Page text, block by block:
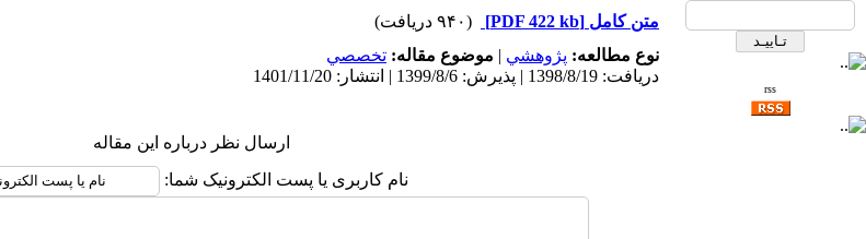
rss
متن کامل [PDF 422 kb]
(۹۴۰ دریافت)
نوع مطالعه: پژوهشي | موضوع مقاله: تخصصي
دریافت: 1398/8/19 | پذیرش: 1399/8/6 | انتشار: 1401/11/20
ارسال نظر درباره این مقاله
نام کاربری یا پست الکترونیک شما: